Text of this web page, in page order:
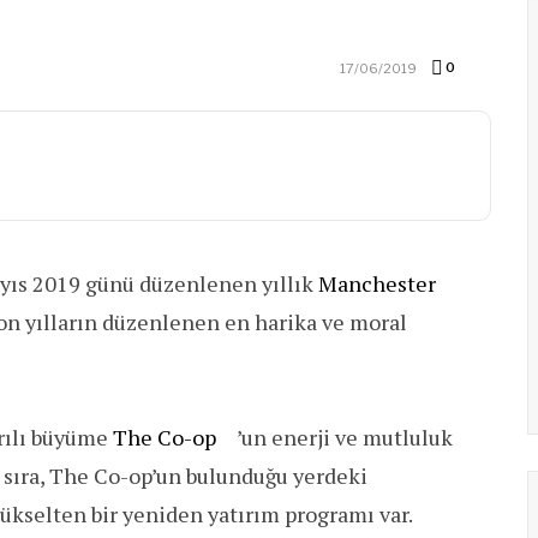
17/06/2019 0
2019 günü düzenlenen yıllıkManchester
yılların düzenlenen en harika ve moral
büyüme The Co-op
’un enerji ve mutluluk
The Co-op’un bulunduğu yerdeki
bir yeniden yatırım programı var.